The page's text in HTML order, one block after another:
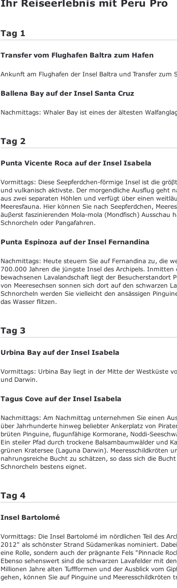
Ihr Reiseerlebnis mit Peru Pro
Tag 1
Transfer vom Flughafen Baltra zum Hafen
Ankunft am Flughafen der Insel Baltra und Transfer zum
Ballena Bay auf der Insel Santa Cruz
Nachmittags: Whaler Bay ist eines der ältesten
Tag 2
Punta Vicente Roca auf der Insel Isabela
Vormittags: Diese Seepferdchen-förmige Insel ist die
und vulkanisch aktivste. Der morgendliche Ausflug geht
aus zwei separaten Höhlen und verfügt über einen
Meeresfauna. Hier können Sie nach Seepferdchen,
äuβerst faszinierenden Mola-mola (Mondfisch) Ausschau
Schnorcheln oder Pangafahren.
Punta Espinoza auf der Insel Fernandina
Nachmittags: Heute steuern Sie auf Fernandina zu, die
700.000 Jahren die jüngste Insel des Archipels. Inmitten
bewachsenen Lavalandschaft liegt der Besucherstandort
von Meeresechsen sonnen sich dort auf den schwarzen
Schnorcheln werden Sie vielleicht den ansässigen
das Wasser flitzen.
Tag 3
Urbina Bay auf der Insel Isabela
Vormittags: Urbina Bay liegt in der Mitte der Westküste
und Darwin.
Tagus Cove auf der Insel Isabela
Nachmittags: Am Nachmittag unternehmen Sie einen
über Jahrhunderte hinweg beliebter Ankerplatz von
brüten Pinguine, flugunfähige Kormorane, Noddi-
Ein steiler Pfad durch trockene Balsambaumwälder und
grünen Kratersee (Laguna Darwin). Meeresschildkröten
nahrungsreiche Bucht zu schätzen, so dass sich die
Schnorcheln bestens eignet.
Tag 4
Insel Bartolomé
Vormittags: Die Insel Bartolomé im nördlichen Teil des
2012" als schönster Strand Südamerikas nominiert.
eine Rolle, sondern auch der prägnante Fels "Pinnacle
Ebenso sehenswert sind die schwarzen Lavafelder mit
Millionen Jahre alten Tuffformen und der Ausblick vom
gehen, können Sie auf Pinguine und Meeresschildkröten